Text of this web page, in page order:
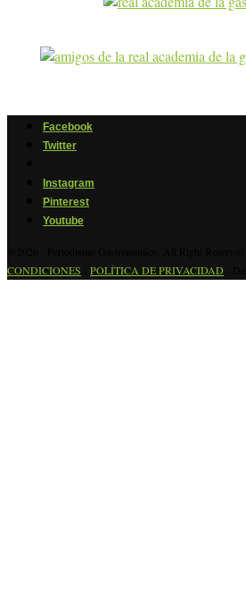
Facebook
Twitter
Instagram
Pinterest
Youtube
CONDICIONES
POLÍTICA DE PRIVACIDAD